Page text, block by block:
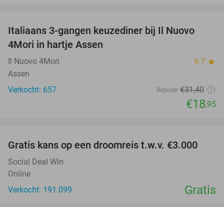
40%
Italiaans 3-gangen keuzediner bij Il Nuovo
4Mori in hartje Assen
Il Nuovo 4Mori 9.7 star
Assen
Verkocht: 657
Regulier €31,40
€18,95
Gratis kans op een droomreis t.w.v. €3.000
Social Deal Win
Online
Verkocht: 191.099
Gratis